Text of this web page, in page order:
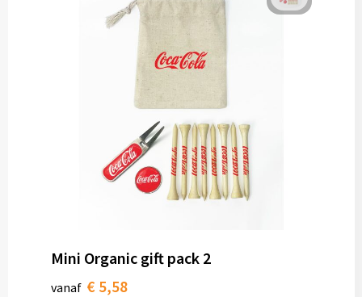
Mini Organic gift pack 2
vanaf € 5,58